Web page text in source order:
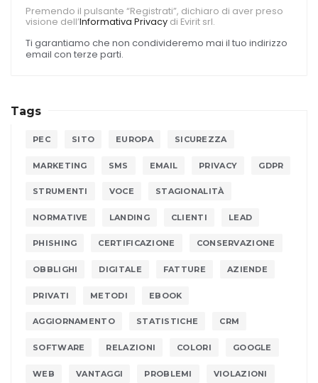
Premendo il pulsante “Registrati”, dichiaro di aver preso
visione dell’Informativa Privacy di Evirit srl.
Ti garantiamo che non condivideremo mai il tuo indirizzo
email con terze parti.
Tags
PEC SITO EUROPA SICUREZZA
MARKETING SMS EMAIL PRIVACY GDPR
STRUMENTI VOCE STAGIONALITÀ
NORMATIVE LANDING CLIENTI LEAD
PHISHING CERTIFICAZIONE CONSERVAZIONE
OBBLIGHI DIGITALE FATTURE AZIENDE
PRIVATI METODI EBOOK
AGGIORNAMENTO STATISTICHE CRM
SOFTWARE RELAZIONI COLORI GOOGLE
WEB VANTAGGI PROBLEMI VIOLAZIONI